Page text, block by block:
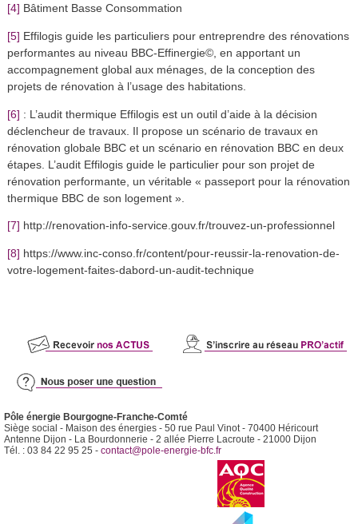
[4] Bâtiment Basse Consommation
[5] Effilogis guide les particuliers pour entreprendre des rénovations
performantes au niveau BBC-Effinergie©, en apportant un
accompagnement global aux ménages, de la conception des
projets de rénovation à l’usage des habitations.
[6] : L’audit thermique Effilogis est un outil d’aide à la décision
déclencheur de travaux. Il propose un scénario de travaux en
rénovation globale BBC et un scénario en rénovation BBC en deux
étapes. L’audit Effilogis guide le particulier pour son projet de
rénovation performante, un véritable « passeport pour la rénovation
thermique BBC de son logement ».
[7] http://renovation-info-service.gouv.fr/trouvez-un-professionnel
[8] https://www.inc-conso.fr/content/pour-reussir-la-renovation-de-
votre-logement-faites-dabord-un-audit-technique
Pôle énergie Bourgogne-Franche-Comté
Siège social - Maison des énergies - 50 rue Paul Vinot - 70400 Héricourt
Antenne Dijon - La Bourdonnerie - 2 allée Pierre Lacroute - 21000 Dijon
Tél. : 03 84 22 95 25 - contact@pole-energie-bfc.fr